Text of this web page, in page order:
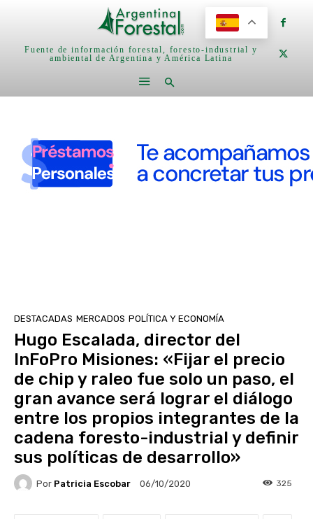
Fuente de información forestal, foresto-industrial y
ambiental de Argentina y América Latina
DESTACADAS MERCADOS POLÍTICA Y ECONOMÍA
Hugo Escalada, director del
InFoPro Misiones: «Fijar el precio
de chip y raleo fue solo un paso, el
gran avance será lograr el diálogo
entre los propios integrantes de la
cadena foresto-industrial y definir
sus políticas de desarrollo»
Por Patricia Escobar 06/10/2020 325